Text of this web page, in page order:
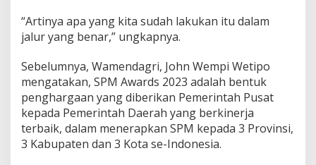
n
g
h
r
g
a
a
n
d
a
“Artinya apa yang kita sudah lakukan itu dalam
jalur yang benar,” ungkapnya.
Sebelumnya, Wamendagri, John Wempi Wetipo
mengatakan, SPM Awards 2023 adalah bentuk
penghargaan yang diberikan Pemerintah Pusat
kepada Pemerintah Daerah yang berkinerja
terbaik, dalam menerapkan SPM kepada 3 Provinsi,
3 Kabupaten dan 3 Kota se-Indonesia.